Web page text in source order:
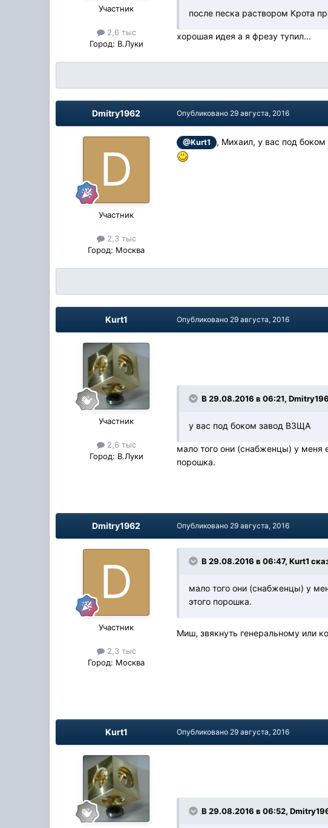
Участник
2,6 тыс
Город: В.Луки
после песка раствором Крота
хорошая идея а я фрезу тупил...
Dmitry1962
Участник
2,3 тыс
Город: Москва
Опубликовано 29 августа, 2016
@Kurt1 , Михаил, у вас под
Kurt1
Участник
2,6 тыс
Город: В.Луки
Опубликовано 29 августа, 2016
В 29.08.2016 в 06:21,
у вас под боком завод ВЗЩА
мало того они (снабженцы) у меня
порошка.
Dmitry1962
Участник
2,3 тыс
Город: Москва
Опубликовано 29 августа, 2016
В 29.08.2016 в 06:47, Kurt1
мало того они (снабженцы) у
этого порошка.
Миш, звякнуть генеральному или
Kurt1 Опубликовано 29 августа, 2016
В 29.08.2016 в 06:52,